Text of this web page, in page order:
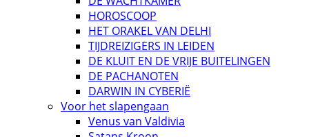
HOROSCOOP
HET ORAKEL VAN DELHI
TIJDREIZIGERS IN LEIDEN
DE KLUIT EN DE VRIJE BUITELINGEN
DE PACHANOTEN
DARWIN IN CYBERIË
Voor het slapengaan
Venus van Valdivia